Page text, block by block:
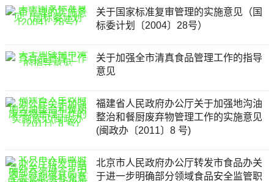
关于国家标准复审管理的实施意见（国
标委计划〔2004〕28号）
关于加强全市清真食品管理工作的指导
意见
福建省人民政府办公厅关于加强地沟油
整治和餐厨废弃物管理工作的实施意见
(闽政办〔2011〕8 号)
北京市人民政府办公厅转发市食品办关
于进一步明确部分领域食品安全监管职